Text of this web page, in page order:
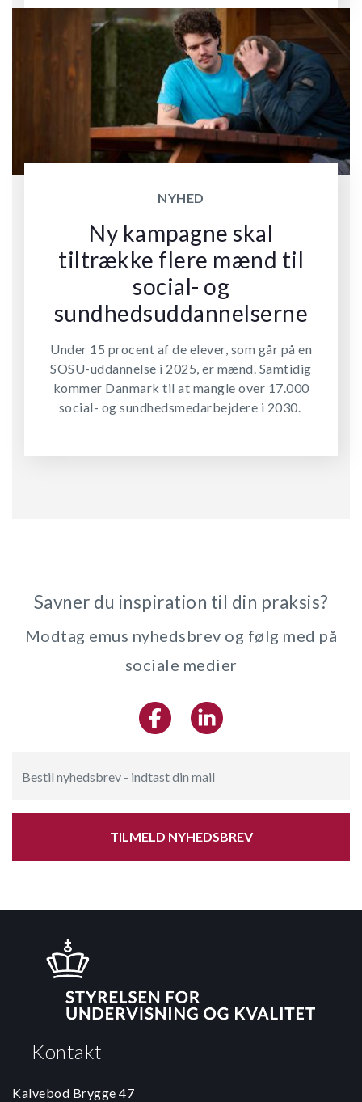
NYHED
Ny kampagne skal
tiltrække flere mænd til
social- og
sundhedsuddannelserne
Under 15 procent af de elever, som går på en
SOSU-uddannelse i 2025, er mænd. Samtidig
kommer Danmark til at mangle over 17.000
social- og sundhedsmedarbejdere i 2030.
Savner du inspiration til din praksis?
Modtag emus nyhedsbrev og følg med på
sociale medier
TILMELD NYHEDSBREV
Kontakt
Kalvebod Brygge 47